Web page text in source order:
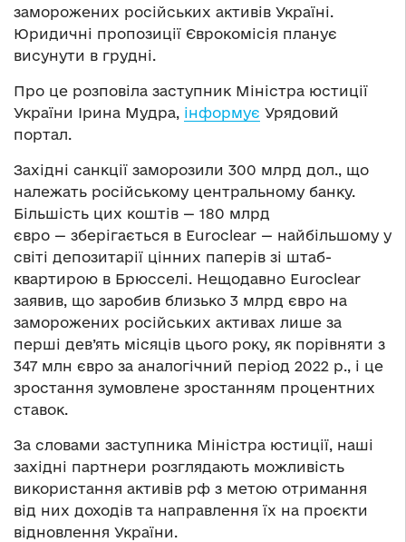
заморожених російських активів Україні.
Юридичні пропозиції Єврокомісія планує
висунути в грудні.
Про це розповіла заступник Міністра юстиції
України Ірина Мудра, інформує Урядовий
портал.
Західні санкції заморозили 300 млрд дол., що
належать російському центральному банку.
Більшість цих коштів — 180 млрд
євро — зберігається в Euroclear — найбільшому у
світі депозитарії цінних паперів зі штаб-
квартирою в Брюсселі. Нещодавно Euroclear
заявив, що заробив близько 3 млрд євро на
заморожених російських активах лише за
перші дев’ять місяців цього року, як порівняти з
347 млн євро за аналогічний період 2022 р., і це
зростання зумовлене зростанням процентних
ставок.
За словами заступника Міністра юстиції, наші
західні партнери розглядають можливість
використання активів рф з метою отримання
від них доходів та направлення їх на проєкти
відновлення України.